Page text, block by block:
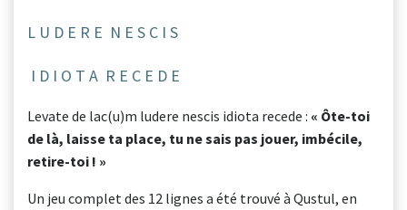
L U D E R E N E S C I S
I D I O T A R E C E D E
Levate de lac(u)m ludere nescis idiota recede : « Ôte-toi
de là, laisse ta place, tu ne sais pas jouer, imbécile,
retire-toi ! »
Un jeu complet des 12 lignes a été trouvé à Qustul, en